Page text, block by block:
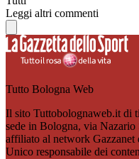
Leggi altri commenti
Tutto Bologna Web
Il sito Tuttobolognaweb.it di
sede in Bologna, via
affiliato al network
Unico responsabile dei